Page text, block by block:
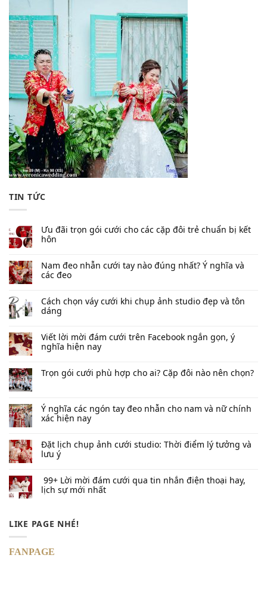
TIN TỨC
Ưu đãi trọn gói cưới cho các cặp đôi trẻ chuẩn bị kết
hôn
Nam đeo nhẫn cưới tay nào đúng nhất​? Ý nghĩa và
các đeo
Cách chọn váy cưới khi chụp ảnh studio đẹp và tôn
dáng
Viết lời mời đám cưới trên Facebook​ ngắn gọn, ý
nghĩa hiện nay
Trọn gói cưới phù hợp cho ai? Cặp đôi nào nên chọn?
Ý nghĩa các ngón tay đeo nhẫn cho nam và nữ chính
xác hiện nay
Đặt lịch chụp ảnh cưới studio: Thời điểm lý tưởng và
lưu ý
99+ Lời mời đám cưới qua tin nhắn​ điện thoại hay,
lịch sự mới nhất
LIKE PAGE NHÉ!
FANPAGE